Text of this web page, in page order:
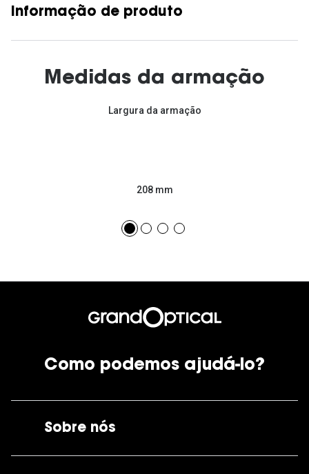
Informação de produto
Medidas da armação
Largura da armação
208 mm
Como podemos ajudá-lo?
Sobre nós